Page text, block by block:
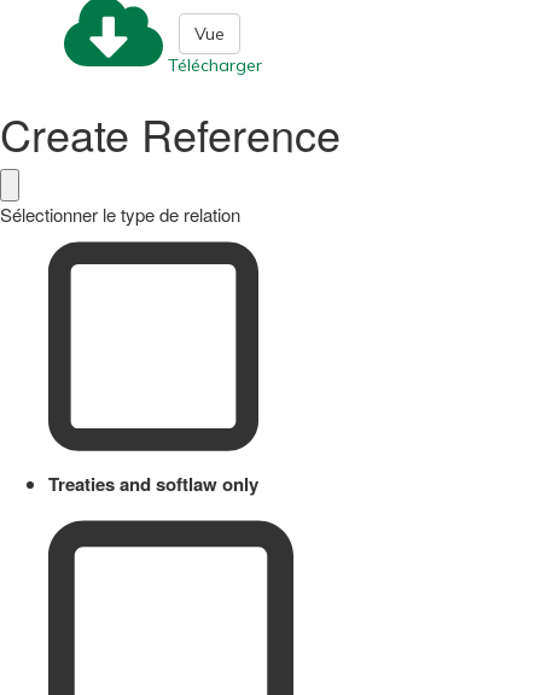
Télécharger
Vue
Create Reference
Sélectionner le type de relation
Treaties and softlaw only